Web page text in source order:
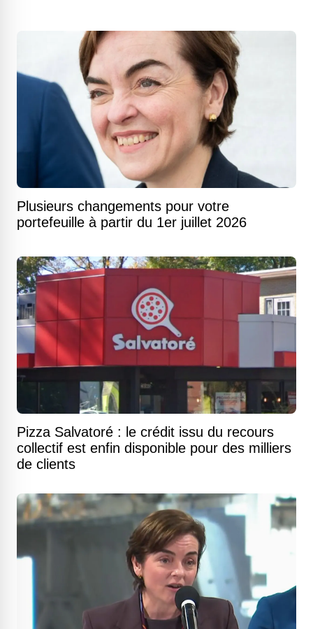
Plusieurs changements pour votre
portefeuille à partir du 1er juillet 2026
Pizza Salvatoré : le crédit issu du recours
collectif est enfin disponible pour des milliers
de clients